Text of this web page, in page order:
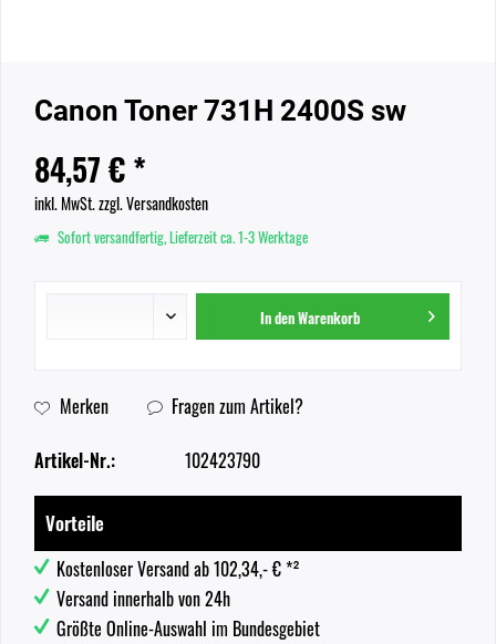
Canon Toner 731H 2400S sw
84,57 € *
inkl. MwSt.zzgl. Versandkosten
Sofort versandfertig, Lieferzeit ca. 1-3 Werktage
In denWarenkorb
Merken Fragen zum Artikel?
Artikel-Nr.: 102423790
Vorteile
Kostenloser Versand ab 102,34,- € *²
Versand innerhalb von 24h
Größte Online-Auswahl im Bundesgebiet